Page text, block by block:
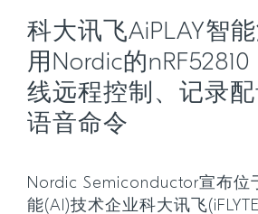
科大讯飞AiPLAY智
用Nordic的
线远程控制、记录
语音命令
Nordic Semiconductor宣布位
能(AI)技术企业科大讯飞